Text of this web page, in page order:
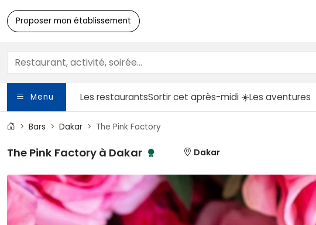
Proposer mon établissement
Menu Les restaurantsSortircet après-midi ☀️Les aventures
Bars Dakar The Pink Factory
The Pink Factory à Dakar Dakar